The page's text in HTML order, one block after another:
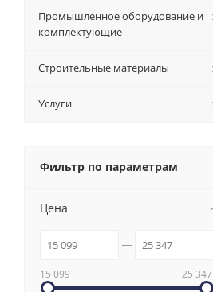
Промышленное оборудование и
комплектующие
Строительные материалы
Услуги
Фильтр по параметрам
Цена
15 099 25 347